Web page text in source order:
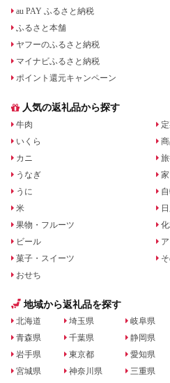
au PAY ふるさと納税
ふるさと本舗
ヤフーのふるさと納税
マイナビふるさと納税
ポイント還元キャンペーン
人気の返礼品から探す
牛肉
いくら
カニ
うなぎ
うに
米
果物・フルーツ
ビール
菓子・スイーツ
おせち
地域から返礼品を探す
北海道
青森県
岩手県
宮城県
埼玉県
千葉県
東京都
神奈川県
岐阜県
静岡県
愛知県
三重県